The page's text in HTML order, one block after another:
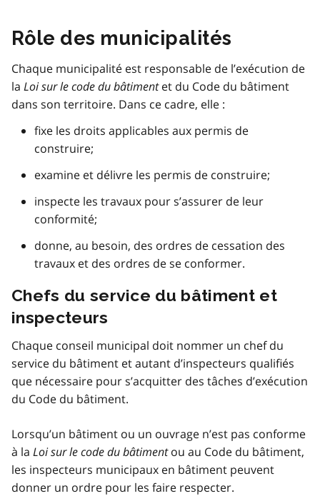
Rôle des municipalités
Chaque municipalité est responsable de l’exécution de
la Loi sur le code du bâtimentet du Code du bâtiment
dans son territoire. Dans ce cadre, elle :
fixe les droits applicables aux permis de
construire;
examine et délivre les permis de construire;
inspecte les travaux pour s’assurer de leur
conformité;
donne, au besoin, des ordres de cessation des
travaux et des ordres de se conformer.
Chefs du service du bâtiment et
inspecteurs
Chaque conseil municipal doit nommer un chef du
service du bâtiment et autant d’inspecteurs qualifiés
que nécessaire pour s’acquitter des tâches d’exécution
du Code du bâtiment.
Lorsqu’un bâtiment ou un ouvrage n’est pas conforme
à la Loi sur le code du bâtimentou au Code du bâtiment,
les inspecteurs municipaux en bâtiment peuvent
donner un ordre pour les faire respecter.